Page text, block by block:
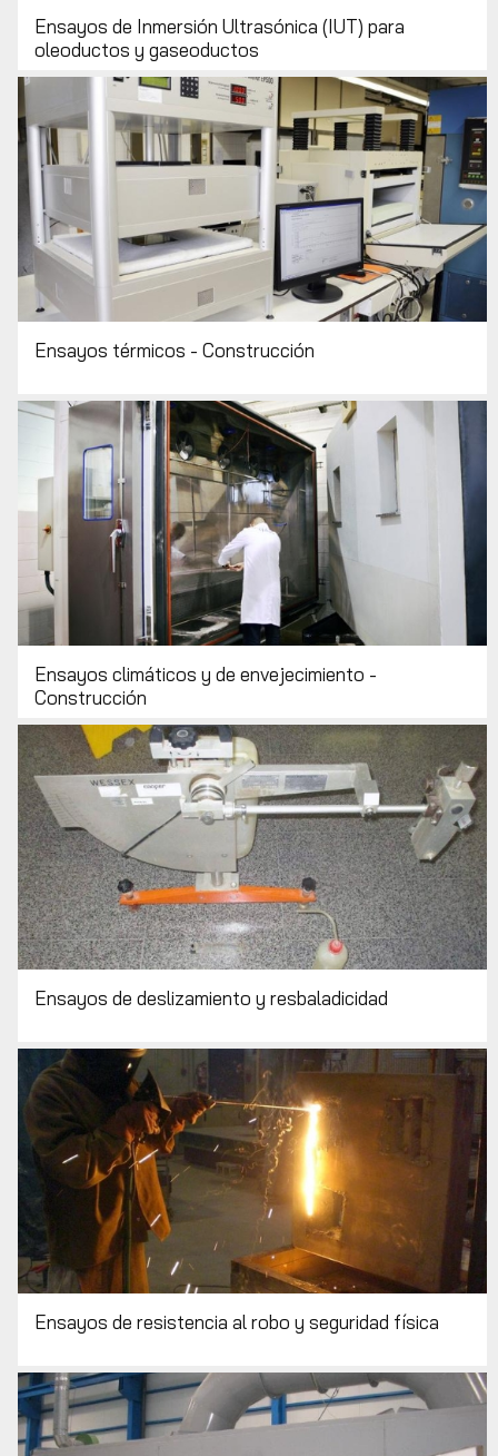
Ensayos de Inmersión Ultrasónica (IUT) para
oleoductos y gaseoductos
Ensayos térmicos - Construcción
Ensayos climáticos y de envejecimiento -
Construcción
Ensayos de deslizamiento y resbaladicidad
Ensayos de resistencia al robo y seguridad física